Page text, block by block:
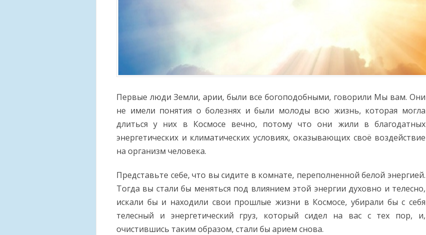
Первые люди Земли, арии, были все богоподобными, говорили Мы вам. Они
не имели понятия о болезнях и были молоды всю жизнь, которая могла
длиться у них в Космосе вечно, потому что они жили в благодатных
энергетических и климатических условиях, оказывающих своё воздействие
на организм человека.
Представьте себе, что вы сидите в комнате, переполненной белой энергией.
Тогда вы стали бы меняться под влиянием этой энергии духовно и телесно,
искали бы и находили свои прошлые жизни в Космосе, убирали бы с себя
телесный и энергетический груз, который сидел на вас с тех пор, и,
очистившись таким образом, стали бы арием снова.